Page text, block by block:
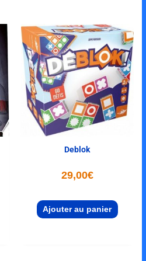
Deblok
29,00€
Ajouter au panier